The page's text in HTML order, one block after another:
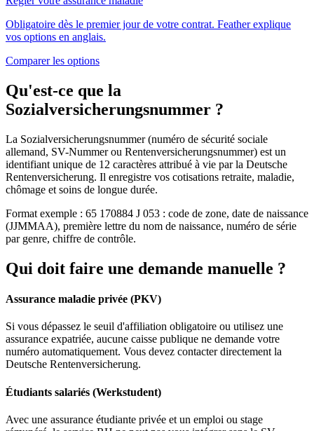
Obligatoire dès le premier jour de votre contrat. Feather explique
vos options en anglais.
Comparer les options
Qu'est-ce que la
Sozialversicherungsnummer ?
La Sozialversicherungsnummer (numéro de sécurité sociale
allemand, SV-Nummer ou Rentenversicherungsnummer) est un
identifiant unique de 12 caractères attribué à vie par la Deutsche
Rentenversicherung. Il enregistre vos cotisations retraite, maladie,
chômage et soins de longue durée.
Format exemple : 65 170884 J 053 : code de zone, date de naissance
(JJMMAA), première lettre du nom de naissance, numéro de série
par genre, chiffre de contrôle.
Qui doit faire une demande manuelle ?
Assurance maladie privée (PKV)
Si vous dépassez le seuil d'affiliation obligatoire ou utilisez une
assurance expatriée, aucune caisse publique ne demande votre
numéro automatiquement. Vous devez contacter directement la
Deutsche Rentenversicherung.
Étudiants salariés (Werkstudent)
Avec une assurance étudiante privée et un emploi ou stage